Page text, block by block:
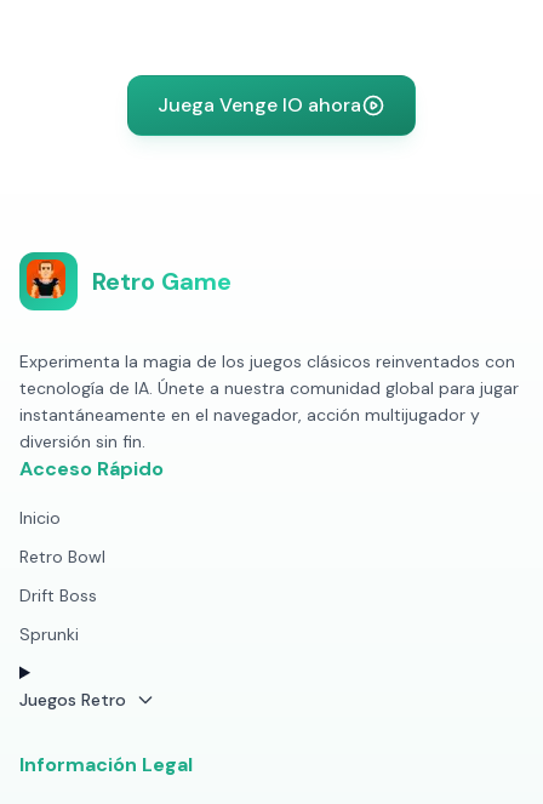
Juega Venge IO ahora
Retro Game
Experimenta la magia de los juegos clásicos reinventados con
tecnología de IA. Únete a nuestra comunidad global para jugar
instantáneamente en el navegador, acción multijugador y
diversión sin fin.
Acceso Rápido
Inicio
Retro Bowl
Drift Boss
Sprunki
Juegos Retro
Información Legal